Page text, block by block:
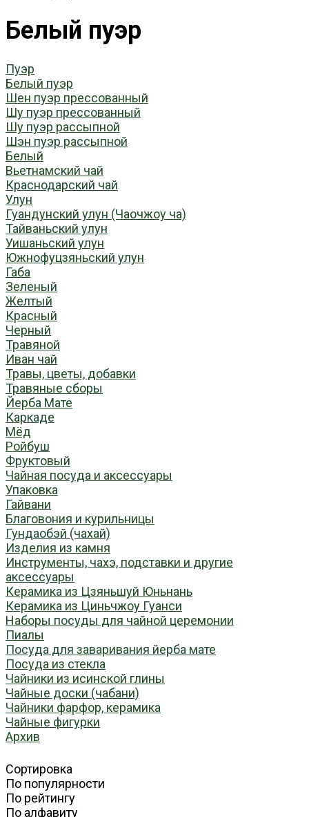
Белый пуэр
Пуэр
Белый пуэр
Шен пуэр прессованный
Шу пуэр прессованный
Шу пуэр рассыпной
Шэн пуэр рассыпной
Белый
Вьетнамский чай
Краснодарский чай
Улун
Гуандунский улун (Чаочжоу ча)
Тайваньский улун
Уишаньский улун
Южнофуцзяньский улун
Габа
Зеленый
Желтый
Красный
Черный
Травяной
Иван чай
Травы, цветы, добавки
Травяные сборы
Йерба Мате
Каркаде
Мёд
Ройбуш
Фруктовый
Чайная посуда и аксессуары
Упаковка
Гайвани
Благовония и курильницы
Гундаобэй (чахай)
Изделия из камня
Инструменты, чахэ, подставки и другие
аксессуары
Керамика из Цзяньшуй Юньнань
Керамика из Циньчжоу Гуанси
Наборы посуды для чайной церемонии
Пиалы
Посуда для заваривания йерба мате
Посуда из стекла
Чайники из исинской глины
Чайные доски (чабани)
Чайники фарфор, керамика
Чайные фигурки
Архив
Сортировка
По популярности
По рейтингу
По алфавиту